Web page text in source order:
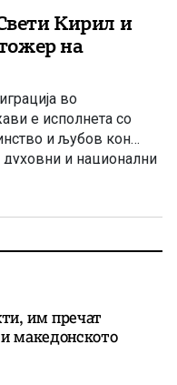
Кирил и
на
во
е исполнета со
и љубов кон
духовни и национални
се
чуваат верата,
храмови […]
им пречат
македонското